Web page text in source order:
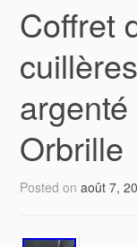
Coffret
Orbrille
Posted onaoût 7,